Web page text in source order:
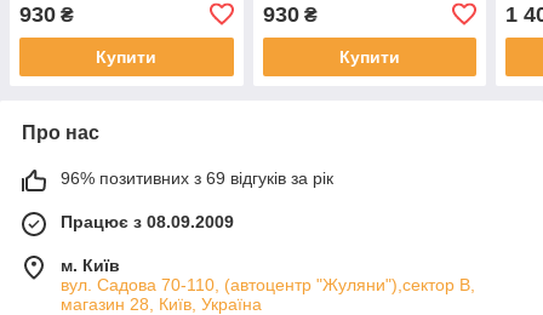
930 ₴
Купити
930₴
Купити
1
Про нас
96% позитивних з 69 відгуків за рік
Працює з 08.09.2009
м. Київ
вул. Садова 70-110, (автоцентр "Жуляни"),сектор В,
магазин 28, Київ, Україна